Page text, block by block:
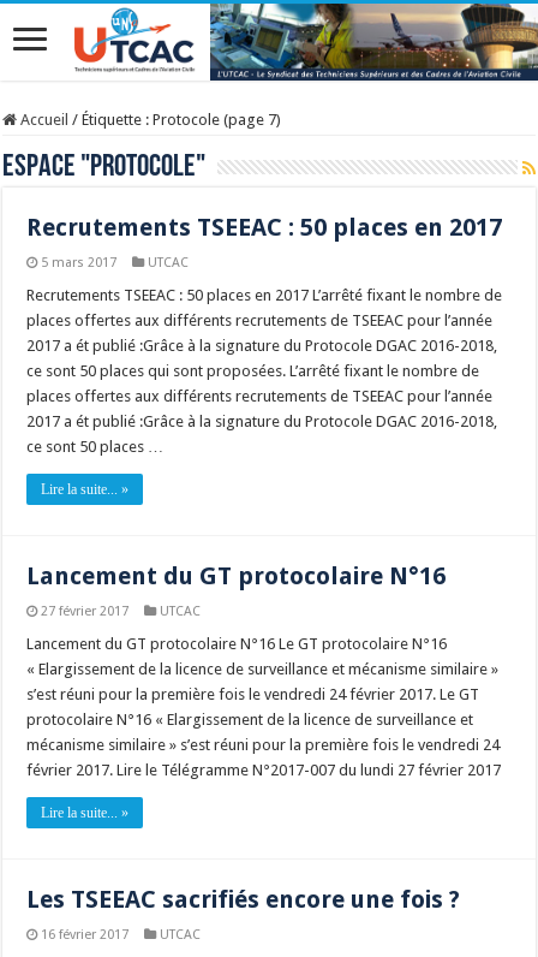
Accueil / Étiquette :Protocole (page 7)
Espace "Protocole"
Recrutements TSEEAC : 50 places en 2017
5 mars 2017 UTCAC
Recrutements TSEEAC : 50 places en 2017 L’arrêté fixant le nombre de
places offertes aux différents recrutements de TSEEAC pour l’année
2017 a ét publié :Grâce à la signature du Protocole DGAC 2016-2018,
ce sont 50 places qui sont proposées. L’arrêté fixant le nombre de
places offertes aux différents recrutements de TSEEAC pour l’année
2017 a ét publié :Grâce à la signature du Protocole DGAC 2016-2018,
ce sont 50 places …
Lire la suite... »
Lancement du GT protocolaire N°16
27 février 2017 UTCAC
Lancement du GT protocolaire N°16 Le GT protocolaire N°16
« Elargissement de la licence de surveillance et mécanisme similaire »
s’est réuni pour la première fois le vendredi 24 février 2017. Le GT
protocolaire N°16 « Elargissement de la licence de surveillance et
mécanisme similaire » s’est réuni pour la première fois le vendredi 24
février 2017. Lire le Télégramme N°2017-007 du lundi 27 février 2017
Lire la suite... »
Les TSEEAC sacrifiés encore une fois ?
16 février 2017 UTCAC